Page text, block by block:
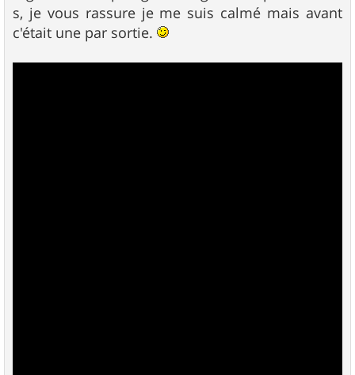
s, je vous rassure je me suis calmé mais avant
c'était une par sortie.